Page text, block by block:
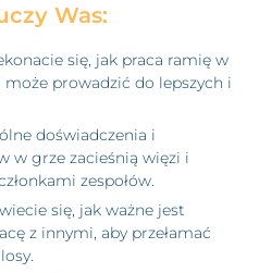
Was:
się, jak praca ramię w
prowadzić do lepszych i
doświadczenia i
w grze zacieśnią więzi i
zespołów.
się, jak ważne jest
z innymi, aby przełamać